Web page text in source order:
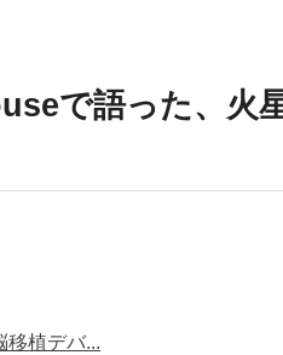
で語った、火
移植デバ...